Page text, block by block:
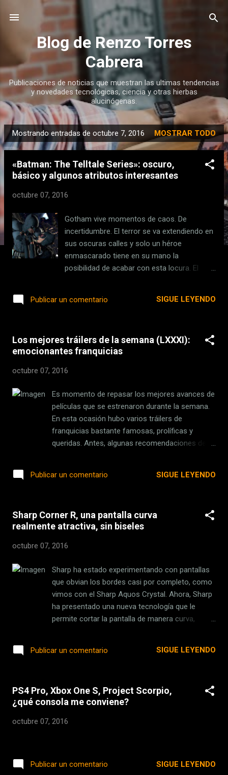
Ir al contenido principal
Blog de Renzo Torres
Cabrera
Publicaciones de noticias que muestran las ultimas tendencias
y novedades tecnológicas, ciencia y otras hierbas
alucinógenas.
E
n
Mostrando entradas de octubre 7, 2016 MOSTRAR TODO
«Batman: The Telltale Series»: oscuro,
básico y algunos atributos interesantes
octubre 07, 2016
Gotham vive momentos de caos. De
incertidumbre. El terror se va extendiendo en
sus oscuras calles y solo un héroe
enmascarado tiene en su mano la
posibilidad de acabar con esta locura. El
a otra de las series más emblemáticas de
capítulos, «Batman: The Telltale Series»
recoge los elementos propios de la fórmula
de este peculiar estudio que ha renovado las
fórmula, que ya aplicó con antelación en The
Walking Dead o Juego de Tronos. En este
caso, el videojuego se enfunda la máscara
para reproducir bajo ese interesante diseño
artístico inspirado en el grafismo de los
reconocidos del universo de DC Comics. Allí,
conocida com...
Publicar un comentario SIGUE LEYENDO
Los mejores tráilers de la semana (LXXXI):
emocionantes franquicias
octubre 07, 2016
Es momento de repasar los mejores avances de
películas que se estrenaron durante la semana.
En esta ocasión hubo varios tráilers de
franquicias bastante famosas, prolíficas y
queridas. Antes, algunas recomendaciones de
. Luke Cage, la poderosa serie de Netflix que nos
Allen Westworld, la nueva joya de HBO que
brillará por sí sola Trailer de la tercera
temporada de Black Mirror También queremos
queridas que actualmente podemos disfrutar en
la pantalla chica: American Horror Story: My
Roanoke Nightmare Fear The Walking Dead Así
pues, lo que nos tiene aquí: los mejores tráilers
de la semana . Residente Evil: The Final Chapter
antes de su estreno que está programad...
Publicar un comentario SIGUE LEYENDO
Sharp Corner R, una pantalla curva
realmente atractiva, sin biseles
octubre 07, 2016
Sharp ha estado experimentando con pantallas
que obvian los bordes casi por completo, como
vimos con el Sharp Aquos Crystal. Ahora, Sharp
ha presentado una nueva tecnología que le
permite cortar la pantalla de manera curva,
“IGZO”, y tenemos, como pantalla, una de 5.2
pantalla / cuerpo del teléfono, estamos frente a
90%. Si, 90% Este teléfono fue presentado en
CEATECH 2016, una feria tecnológicas de
teléfono; básicamente, fue un “mira que bonita
Publicar un comentario SIGUE LEYENDO
PS4 Pro, Xbox One S, Project Scorpio,
¿qué consola me conviene?
octubre 07, 2016
Publicar un comentario SIGUE LEYENDO